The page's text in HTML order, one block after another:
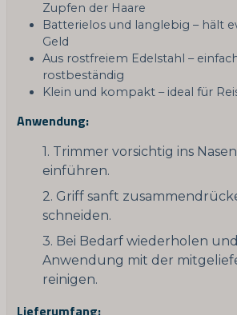
Zupfen der Haare
Batterielos und langlebig – hält
Geld
Aus rostfreiem Edelstahl –
rostbeständig
Klein und kompakt – ideal für
Anwendung:
Trimmer vorsichtig ins
einführen.
Griff sanft
schneiden.
Bei Bedarf wiederholen
Anwendung mit der
reinigen.